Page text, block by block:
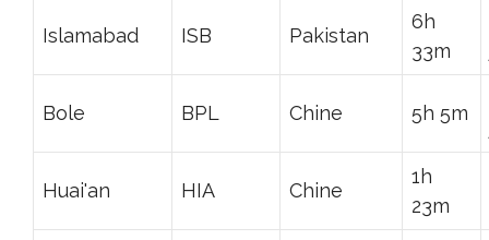
Islamabad ISB Pakistan
6h
33m
Bole BPL Chine 5h 5m
Huai'an HIA Chine
1h
23m